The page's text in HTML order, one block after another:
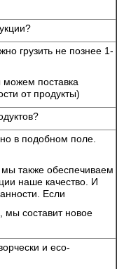
грузить не познее 1-
поставка
от продукты)
в подобном поле.
также обеспечиваем
наше качество. И
Если
составит новое
и eco-